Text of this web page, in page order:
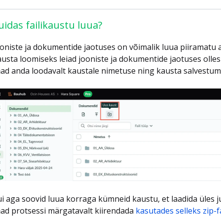
failikaustu luua?
ja dokumentide jaotuses on võimalik luua piiramatu
loomiseks leiad jooniste ja dokumentide jaotuses
anda loodavalt kaustale nimetuse ning kausta
aga soovid luua korraga kümneid kaustu, et laadida
protsessi märgatavalt kiirendada kasutades selleks zip-